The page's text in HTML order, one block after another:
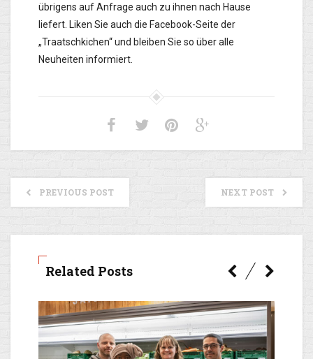
übrigens auf Anfrage auch zu ihnen nach Hause
liefert. Liken Sie auch die Facebook-Seite der
„Traatschkichen“ und bleiben Sie so über alle
Neuheiten informiert.
PREVIOUS POST NEXT POST
Related Posts